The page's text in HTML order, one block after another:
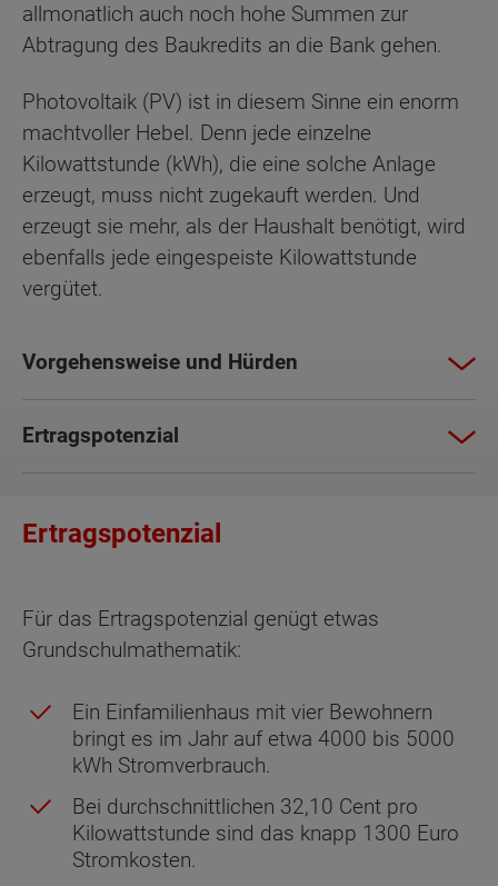
allmonatlich auch noch hohe Summen zur
Abtragung des Baukredits an die Bank gehen.
Photovoltaik (PV) ist in diesem Sinne ein enorm
machtvoller Hebel. Denn jede einzelne
Kilowattstunde (kWh), die eine solche Anlage
erzeugt, muss nicht zugekauft werden. Und
erzeugt sie mehr, als der Haushalt benötigt, wird
ebenfalls jede eingespeiste Kilowattstunde
vergütet.
Vorgehensweise und Hürden
Ertragspotenzial
Ertragspotenzial
Für das Ertragspotenzial genügt etwas
Grundschulmathematik:
Ein Einfamilienhaus mit vier Bewohnern
bringt es im Jahr auf etwa 4000 bis 5000
kWh Stromverbrauch.
Bei durchschnittlichen 32,10 Cent pro
Kilowattstunde sind das knapp 1300 Euro
Stromkosten.